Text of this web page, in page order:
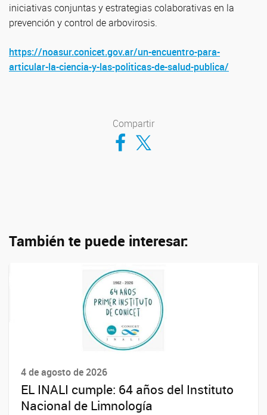
iniciativas conjuntas y estrategias colaborativas en la
prevención y control de arbovirosis.
https://noasur.conicet.gov.ar/un-encuentro-para-
articular-la-ciencia-y-las-politicas-de-salud-publica/
Compartir
Compartir en Facebook
Compartir en Twitter
También te puede interesar:
4 de agosto de 2026
EL INALI cumple: 64 años del Instituto
Nacional de Limnología